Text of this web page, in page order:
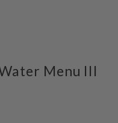
Menu III